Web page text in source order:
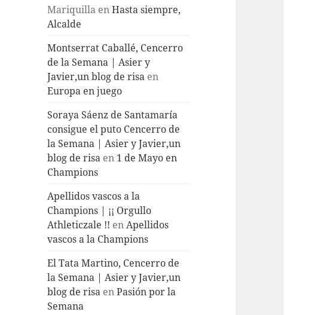
Mariquilla enHasta siempre,
Alcalde
Montserrat Caballé, Cencerro
de la Semana | Asier y
Javier,un blog de risa en
Europa en juego
Soraya Sáenz de Santamaría
consigue el puto Cencerro de
la Semana | Asier y Javier,un
blog de risa en 1 de Mayo en
Champions
Apellidos vascos a la
Champions | ¡¡ Orgullo
Athleticzale !! enApellidos
vascos a la Champions
El Tata Martino, Cencerro de
la Semana | Asier y Javier,un
blog de risa enPasión por la
Semana